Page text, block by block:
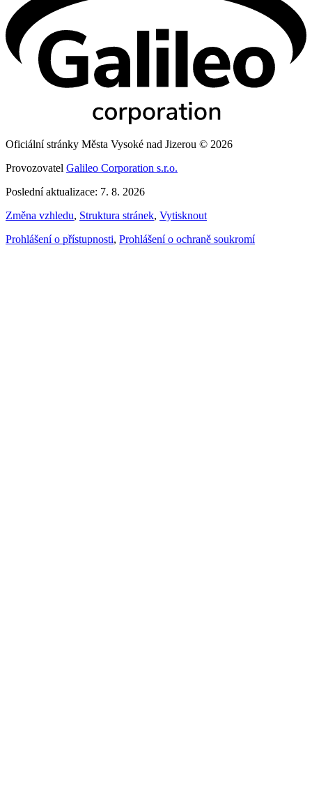
Oficiální stránky Města Vysoké nad Jizerou © 2026
Provozovatel Galileo Corporation s.r.o.
Poslední aktualizace: 7. 8. 2026
Změna vzhledu, Struktura stránek, Vytisknout
Prohlášení o přístupnosti, Prohlášení o ochraně soukromí